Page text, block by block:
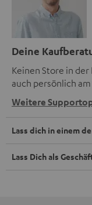
Deine
Keinen Store in
auch persönlich
Weitere
Lass dich in einem
Lass Dich als